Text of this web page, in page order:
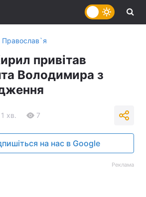
Православ`я
привітав
Володимира з
1 хв. 7
на нас в Google
Реклама